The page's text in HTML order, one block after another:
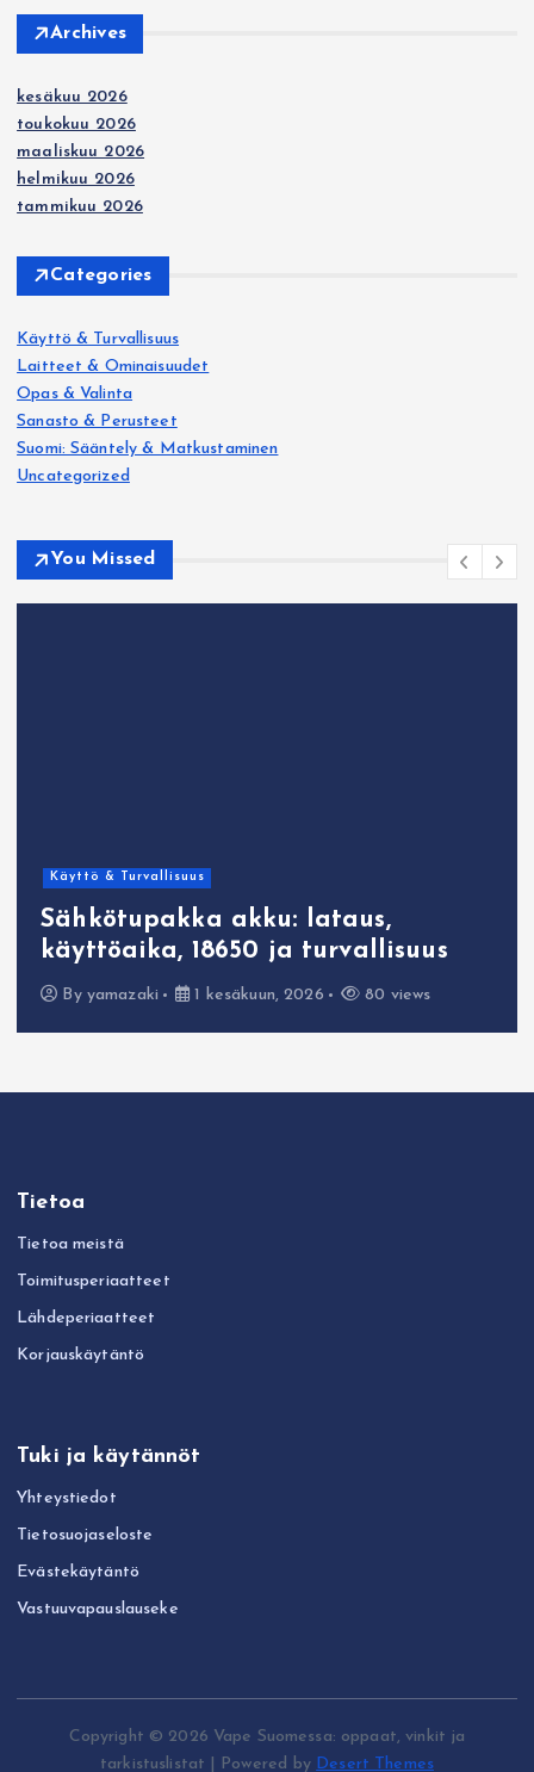
Archives
kesäkuu 2026
toukokuu 2026
maaliskuu 2026
helmikuu 2026
tammikuu 2026
Categories
Käyttö & Turvallisuus
Laitteet & Ominaisuudet
Opas & Valinta
Sanasto & Perusteet
Suomi: Sääntely & Matkustaminen
Uncategorized
You Missed
Käyttö & Turvallisuus
Sähkötupakka akku: lataus,
käyttöaika, 18650 ja turvallisuus
By yamazaki 1 kesäkuun, 2026 80 views
Tietoa
Tietoa meistä
Toimitusperiaatteet
Lähdeperiaatteet
Korjauskäytäntö
Tuki ja käytännöt
Yhteystiedot
Tietosuojaseloste
Evästekäytäntö
Vastuuvapauslauseke
Copyright © 2026 Vape Suomessa: oppaat, vinkit ja
tarkistuslistat | Powered by Desert Themes